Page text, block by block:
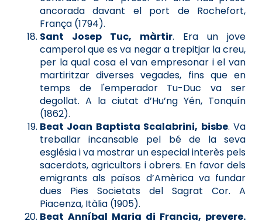
ancorada davant el port de Rochefort,
França (1794).
Sant Josep Tuc, màrtir. Era un jove
camperol que es va negar a trepitjar la creu,
per la qual cosa el van empresonar i el van
martiritzar diverses vegades, fins que en
temps de l'emperador Tu-Duc va ser
degollat. A la ciutat d’Hu’ng Yén, Tonquín
(1862).
Beat Joan Baptista Scalabrini, bisbe. Va
treballar incansable pel bé de la seva
església i va mostrar un especial interès pels
sacerdots, agricultors i obrers. En favor dels
emigrants als països d’Amèrica va fundar
dues Pies Societats del Sagrat Cor. A
Piacenza, Itàlia (1905).
Beat Anníbal Maria di Francia, prevere.